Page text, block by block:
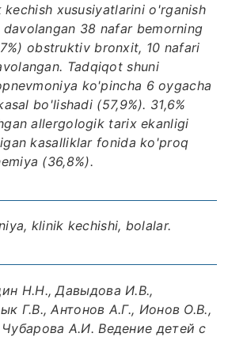
xususiyatlarini o'rganish
38 nafar bemorning
obstruktiv bronxit, 10 nafari
Tadqiqot shuni
ko'pincha 6 oygacha
bo'lishadi (57,9%). 31,6%
allergologik tarix ekanligi
kasalliklar fonida ko'proq
(36,8%).
klinik kechishi, bolalar.
Н.Н., Давыдова И.В.,
Г.В., Антонов А.Г., Ионов О.В.,
А.И. Ведение детей с